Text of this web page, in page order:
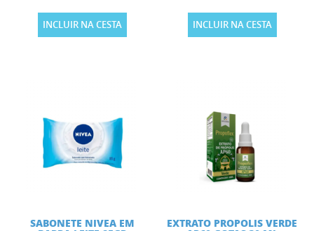
INCLUIR NA CESTA INCLUIR NA CESTA
SABONETE NIVEA EM EXTRATO PROPOLIS VERDE